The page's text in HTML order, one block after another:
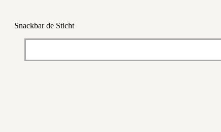
Snackbar de Sticht